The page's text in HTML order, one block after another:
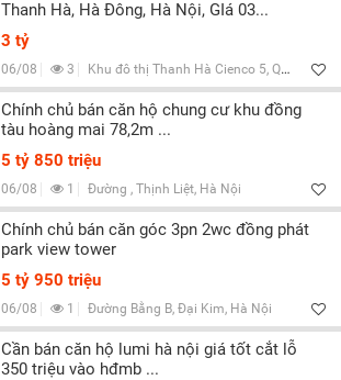
Thanh Hà, Hà Đông, Hà Nội, GIá 03...
3 tỷ
06/08 3 Khu đô thị Thanh Hà Cienco 5, Q.Hà Đông, Hà Nội
Chính chủ bán căn hộ chung cư khu đồng
tàu hoàng mai 78,2m ...
5 tỷ 850 triệu
06/08 1 Đường , Thịnh Liệt, Hà Nội
Chính chủ bán căn góc 3pn 2wc đồng phát
park view tower
5 tỷ 950 triệu
06/08 1 Đường Bằng B, Đại Kim, Hà Nội
Cần bán căn hộ lumi hà nội giá tốt cắt lỗ
350 triệu vào hđmb ...